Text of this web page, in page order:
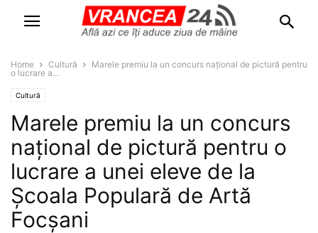
Home Cultură
Marele premiu la un concurs național de pictură pentru
o lucrare a...
Cultură
Marele premiu la un concurs
național de pictură pentru o
lucrare a unei eleve de la
Școala Populară de Artă
Focșani